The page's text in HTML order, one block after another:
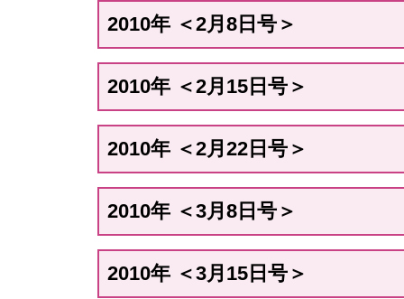
2010年 ＜2月8日号＞
2010年 ＜2月15日号＞
2010年 ＜2月22日号＞
2010年 ＜3月8日号＞
2010年 ＜3月15日号＞